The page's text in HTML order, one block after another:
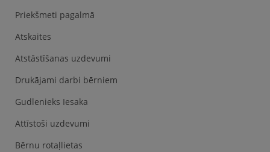
Priekšmeti pagalmā
Atskaites
Atstāstīšanas uzdevumi
Drukājami darbi bērniem
Gudlenieks Iesaka
Attīstoši uzdevumi
Bērnu rotaļlietas